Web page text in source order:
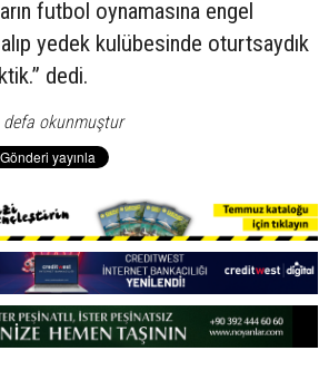
futbol oynamasına engel
yedek kulübesinde oturtsaydık
dedi.
okunmuştur